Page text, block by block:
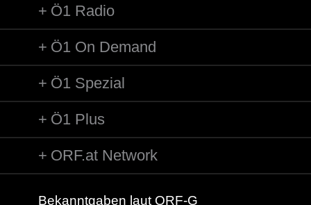
Ö1 Radio
Ö1 On Demand
Ö1 Spezial
Ö1 Plus
ORF.at Network
Bekanntgaben laut ORF-G